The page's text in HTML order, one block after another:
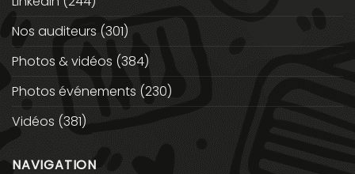
Nos auditeurs (301)
Photos & vidéos (384)
Photos événements (230)
Vidéos (381)
NAVIGATION